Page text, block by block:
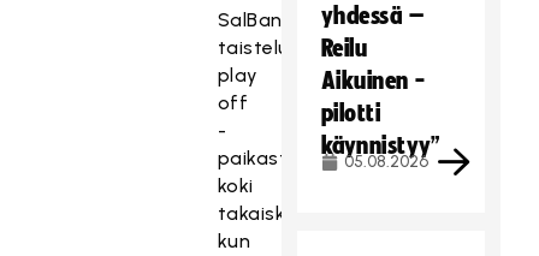
SalBan
taistelu
play
off
-
paikasta
koki
takaiskun,
kun
yhdessä –
Reilu
Aikuinen -
pilotti
käynnistyy”
05.08.2026